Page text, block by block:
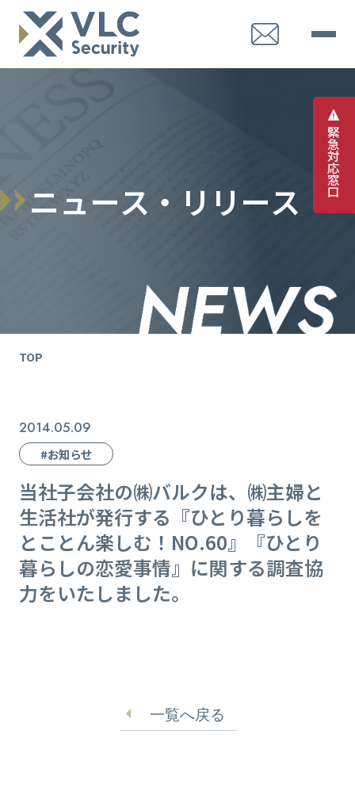
緊
急
対
応
窓
口
ニュース ・ リ リ ース
TOP
2014.05.09
#お知らせ
当社子会社の㈱バルクは、㈱主婦と
生活社が発行する『ひとり暮らしを
とことん楽しむ！NO.60』『ひとり
暮らしの恋愛事情』に関する調査協
力をいたしました。
一覧へ戻る